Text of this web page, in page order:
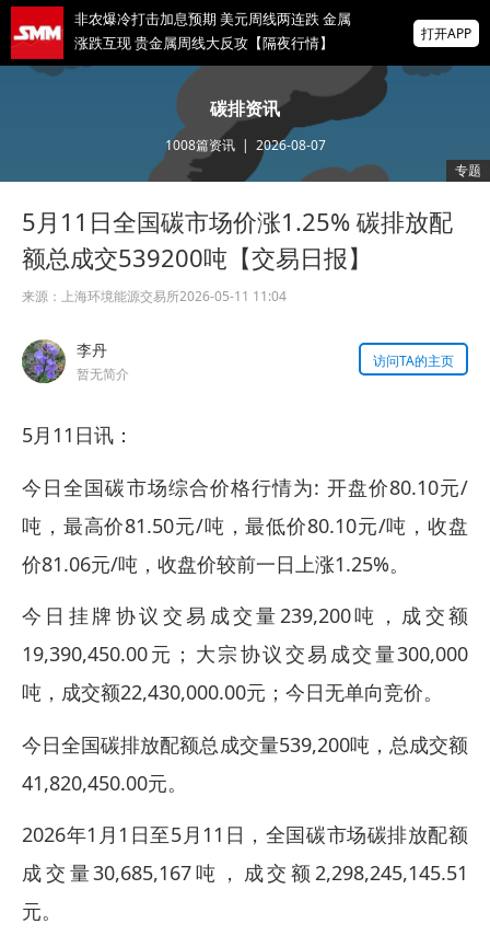
非农爆冷打击加息预期 美元周线两连跌 金属
涨跌互现 贵金属周线大反攻【隔夜行情】
2026 SMM锌业大会圆满落幕！大咖云集 共
寻锌行业破局发展新机遇
美国拟投30亿美元扶持关键矿产
掌上有色
打开APP
碳排资讯
1008篇资讯| 2026-08-07
专题
5月11日全国碳市场价涨1.25% 碳排放配
额总成交539200吨【交易日报】
来源： 上海环境能源交易所2026-05-11 11:04
李丹
暂无简介
访问TA的主页
5月11日讯：
今日全国碳市场综合价格行情为: 开盘价80.10元/
吨，最高价81.50元/吨，最低价80.10元/吨，收盘
价81.06元/吨，收盘价较前一日上涨1.25%。
今日挂牌协议交易成交量239,200吨，成交额
19,390,450.00元；大宗协议交易成交量300,000
吨，成交额22,430,000.00元；今日无单向竞价。
今日全国碳排放配额总成交量539,200吨，总成交额
41,820,450.00元。
2026年1月1日至5月11日，全国碳市场碳排放配额
成交量30,685,167吨，成交额2,298,245,145.51
元。